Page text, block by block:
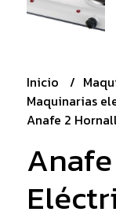
Inicio
Maquinarias
Anafe 2